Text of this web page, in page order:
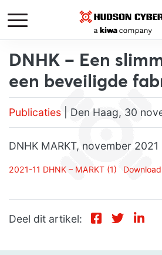
DNHK – Een
een beveiligde
Publicaties | Den Haag, 30
DNHK MARKT, november 2021
2021-11 DHNK – MARKT (1) Download
Deel dit artikel: